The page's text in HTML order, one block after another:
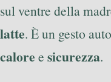
sul ventre della
latte. È un gesto
calore e sicurezza.